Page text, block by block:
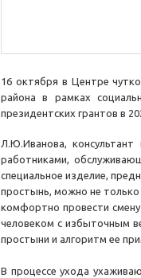
16 октября в Центре
района в рамках
президентских грантов в
Л.Ю.Иванова,
работниками,
специальное изделие,
простынь, можно не только
комфортно провести
человеком с избыточным
простыни и алгоритм ее
В процессе ухода